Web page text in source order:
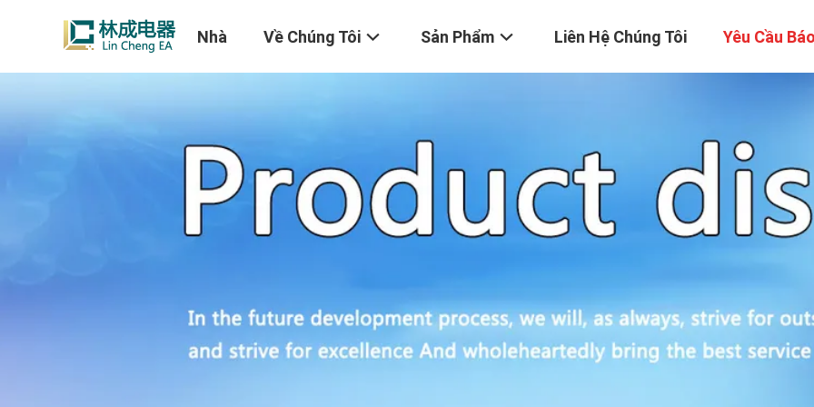
Nhà Về Chúng Tôi Sản Phẩm Liên Hệ Chúng Tôi Yêu Cầu